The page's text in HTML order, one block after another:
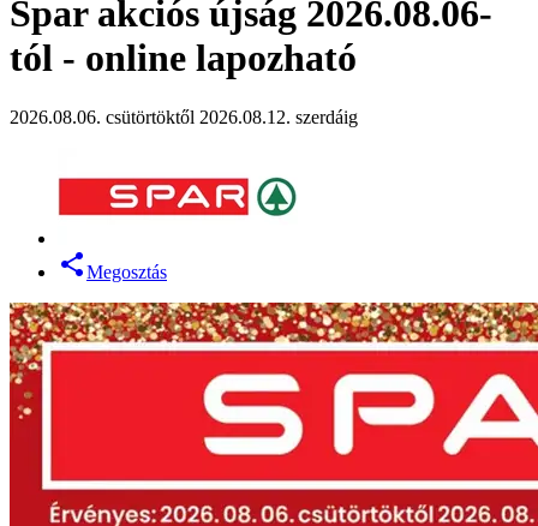
Spar akciós újság 2026.08.06-
tól - online lapozható
2026.08.06. csütörtöktől 2026.08.12. szerdáig
Megosztás